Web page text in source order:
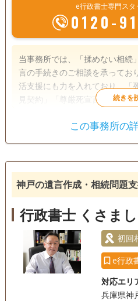
e行政書士専門ス
0120-
当事務所では、「揉めない相続
言の手続きのご相談を承ってお
活支援にも力を入れており、「
見契約」「尊厳死宣言書」など
遺産
相続人調査
電話相談可 訪問可 土日相談
18時以降相談可 オンライン面
この事務所の
神戸の遺言作成・相続問題
行政書士 くさま
初回
e行政
対応エリ
兵庫県神